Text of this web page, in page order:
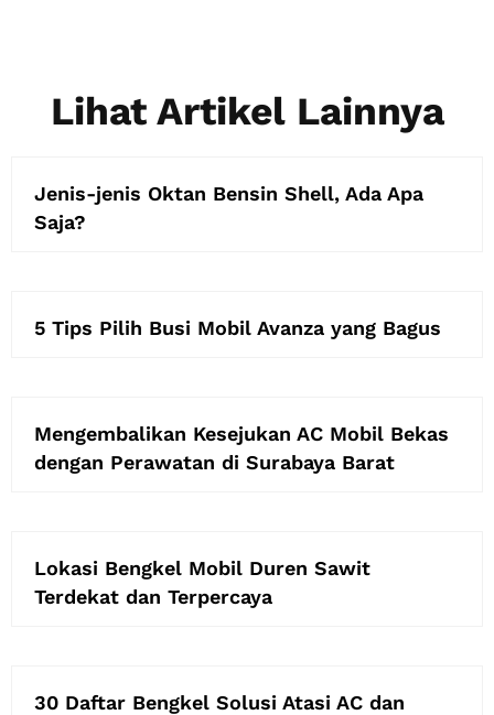
Lihat Artikel Lainnya
Jenis-jenis Oktan Bensin Shell, Ada Apa
Saja?
5 Tips Pilih Busi Mobil Avanza yang Bagus
Mengembalikan Kesejukan AC Mobil Bekas
dengan Perawatan di Surabaya Barat
Lokasi Bengkel Mobil Duren Sawit
Terdekat dan Terpercaya
30 Daftar Bengkel Solusi Atasi AC dan